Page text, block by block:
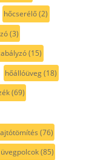
hőcserélő(2)
(3)
(15)
hőállóüveg(18)
(69)
(76)
(85)